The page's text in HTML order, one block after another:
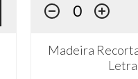
Madeira
Letra